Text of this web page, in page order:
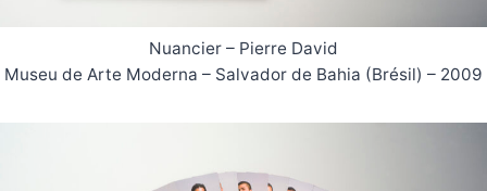
Nuancier – Pierre David
Museu de Arte Moderna – Salvador de Bahia (Brésil) – 2009